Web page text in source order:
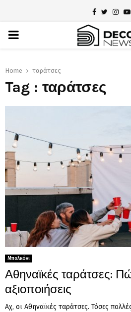
Facebook
Twitter
PRIMARY
Home ταράτσες
Tag : ταράτσες
Μπαλκόνι
Αθηναϊκές ταράτσες:
αξιοποιήσεις
Αχ, οι Αθηναϊκές ταράτσες. Τόσες